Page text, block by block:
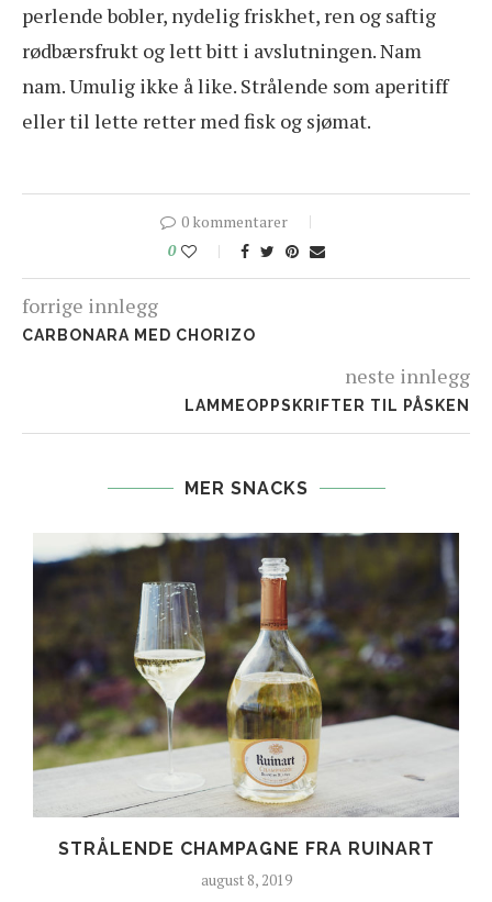
perlende bobler, nydelig friskhet, ren og saftig
rødbærsfrukt og lett bitt i avslutningen. Nam
nam. Umulig ikke å like. Strålende som aperitiff
eller til lette retter med fisk og sjømat.
0 kommentarer
0
forrige innlegg
CARBONARA MED CHORIZO
neste innlegg
LAMMEOPPSKRIFTER TIL PÅSKEN
MER SNACKS
STRÅLENDE CHAMPAGNE FRA RUINART
august 8, 2019